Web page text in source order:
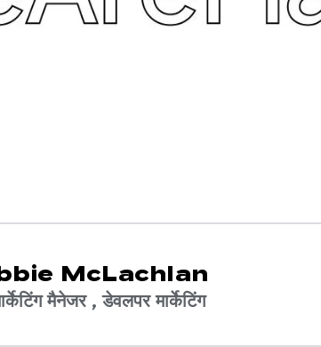
McLachlan
मैनेजर , डेवलपर मार्केटिंग